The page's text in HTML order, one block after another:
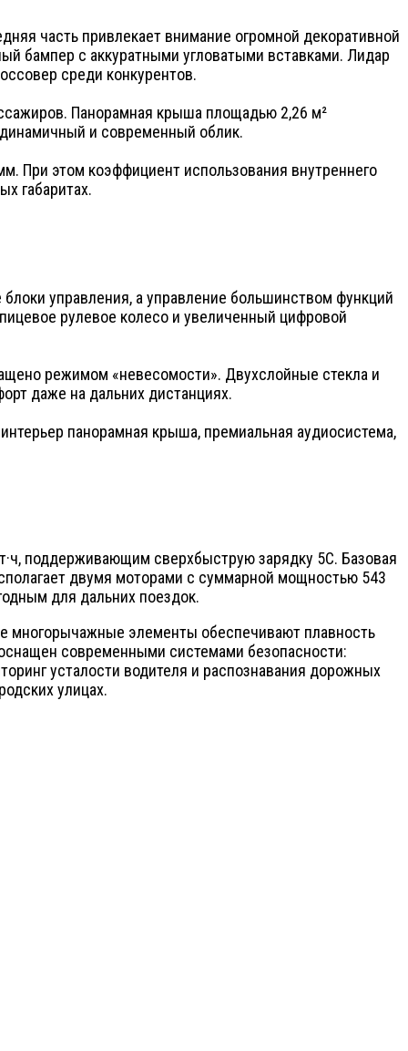
часть привлекает внимание огромной декоративной
бампер с аккуратными угловатыми вставками. Лидар
среди конкурентов.
Панорамная крыша площадью 2,26 м²
и современный облик.
При этом коэффициент использования внутреннего
габаритах.
управления, а управление большинством функций
рулевое колесо и увеличенный цифровой
режимом «невесомости». Двухслойные стекла и
даже на дальних дистанциях.
панорамная крыша, премиальная аудиосистема,
поддерживающим сверхбыструю зарядку 5C. Базовая
двумя моторами с суммарной мощностью 543
для дальних поездок.
многорычажные элементы обеспечивают плавность
современными системами безопасности:
усталости водителя и распознавания дорожных
улицах.